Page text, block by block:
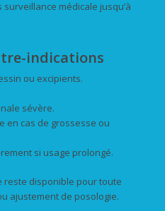
médicale jusqu’à
indications
ou excipients.
sévère.
en cas de grossesse ou
si usage prolongé.
reste disponible pour toute
ajustement de posologie.